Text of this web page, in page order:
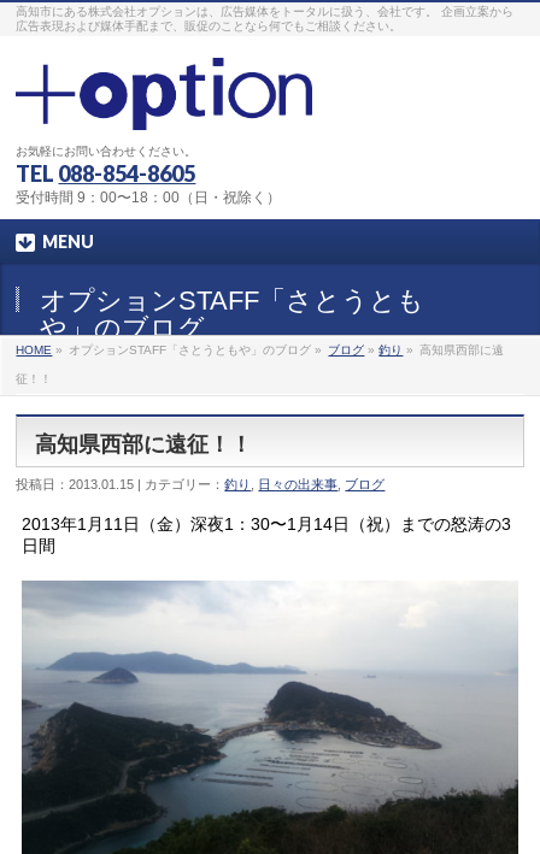
高知市にある株式会社オプションは、広告媒体をトータルに扱う、会社です。 企画立案から
広告表現および媒体手配まで、販促のことなら何でもご相談ください。
お気軽にお問い合わせください。
TEL 088-854-8605
受付時間 9：00〜18：00（日・祝除く）
MENU
オプションSTAFF「さとうとも
や」のブログ
HOME » オプションSTAFF「さとうともや」のブログ » ブログ »釣り » 高知県西部に遠
征！！
高知県西部に遠征！！
投稿日：2013.01.15 | カテゴリー：釣り 日々の出来事 ブログ
2013年1月11日（金）深夜1：30〜1月14日（祝）までの怒涛の3
日間